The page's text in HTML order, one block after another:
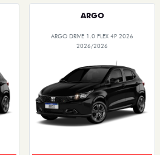
ARGO
ARGO DRIVE 1.0 FLEX 4P 2026
2026/2026